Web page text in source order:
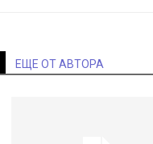
ЕЩЕ ОТ АВТОРА